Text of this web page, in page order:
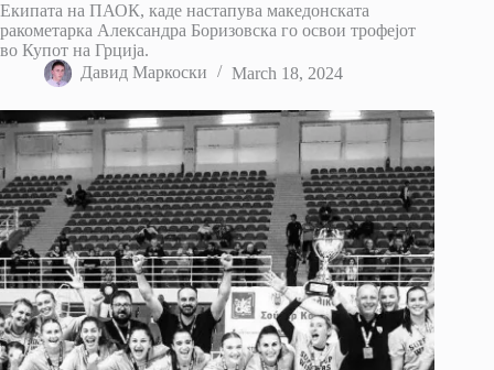
Екипата на ПАОК, каде настапува македонската
ракометарка Александра Боризовска го освои трофејот
во Купот на Грција.
Давид Маркоски
March 18, 2024